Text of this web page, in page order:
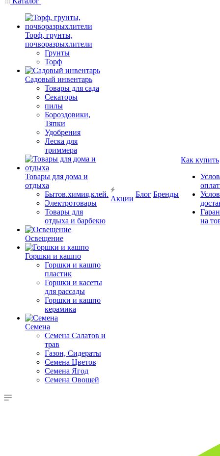
Торф, грунты,
почворазрыхлители
Грунты
Торф
Садовый инвентарь
Товары для сада
Секаторы
пилы
Бороздовики,
Тяпки
Удобрения
Леска для
триммера
Товары для дома и
отдыха
Бытов.химия,клей.
Электротовары
Товары для
отдыха и барбекю
Освещение
Горшки и кашпо
Горшки и кашпо
пластик
Горшки и касеты
для рассады
Горшки и кашпо
керамика
Семена
Семена Салатов и
трав
Газон, Сидераты
Семена Цветов
Семена Ягод
Семена Овощей
Акции
Блог Бренды
Как купить
на